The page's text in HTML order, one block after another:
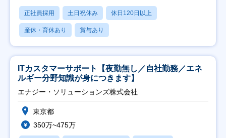
正社員採用 土日祝休み 休日120日以上
産休・育休あり 賞与あり
ITカスタマーサポート【夜勤無し／自社勤務／エネ
ルギー分野知識が身につきます】
エナジー・ソリューションズ株式会社
東京都
350万~475万